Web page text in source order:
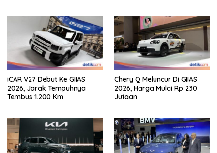
iCAR V27 Debut Ke GIIAS
2026, Jarak Tempuhnya
Tembus 1.200 Km
Chery Q Meluncur Di GIIAS
2026, Harga Mulai Rp 230
Jutaan